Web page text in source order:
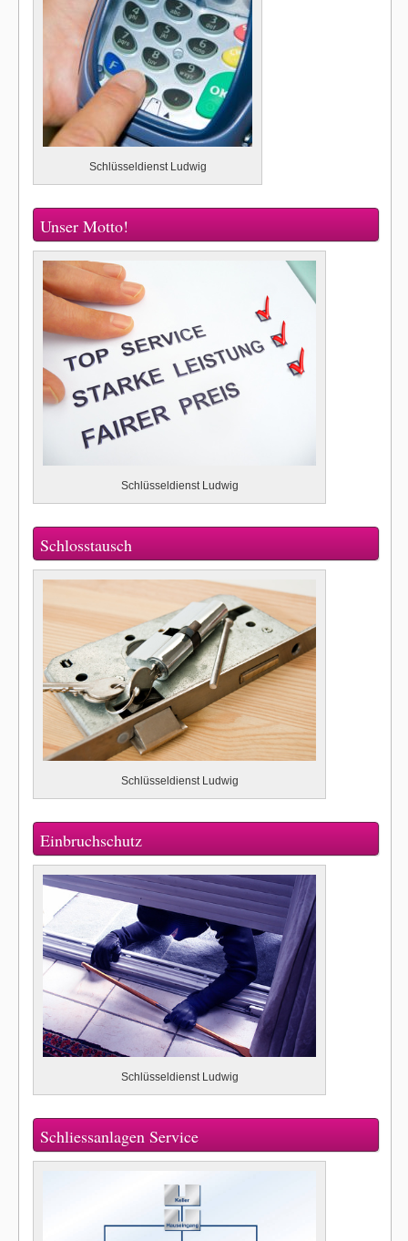
Schlüsseldienst Ludwig
Unser Motto!
Schlüsseldienst Ludwig
Schlosstausch
Schlüsseldienst Ludwig
Einbruchschutz
Schlüsseldienst Ludwig
Schliessanlagen Service